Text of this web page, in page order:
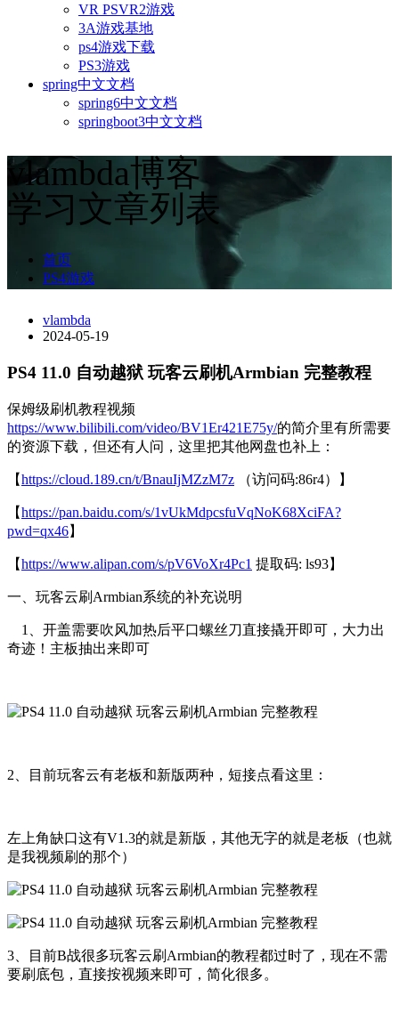
VR PSVR2游戏
3A游戏基地
ps4游戏下载
PS3游戏
spring中文文档
spring6中文文档
springboot3中文文档
vlambda博客
学习文章列表
首页
PS4游戏
vlambda
2024-05-19
PS4 11.0 自动越狱 玩客云刷机Armbian 完整教程
保姆级刷机教程视频
https://www.bilibili.com/video/BV1Er421E75y/的简介里有所需要
的资源下载，但还有人问，这里把其他网盘也补上：
【https://cloud.189.cn/t/BnauIjMZzM7z （访问码:86r4）】
【https://pan.baidu.com/s/1vUkMdpcsfuVqNoK68XciFA?
pwd=qx46】
【https://www.alipan.com/s/pV6VoXr4Pc1 提取码: ls93】
一、玩客云刷Armbian系统的补充说明
1、开盖需要吹风加热后平口螺丝刀直接撬开即可，大力出
奇迹！主板抽出来即可
2、目前玩客云有老板和新版两种，短接点看这里：
左上角缺口这有V1.3的就是新版，其他无字的就是老板（也就
是我视频刷的那个）
3、目前B战很多玩客云刷Armbian的教程都过时了，现在不需
要刷底包，直接按视频来即可，简化很多。